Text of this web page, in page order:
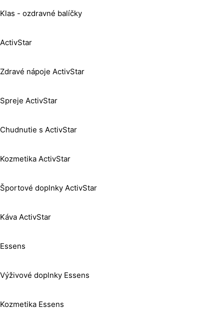
Klas - ozdravné balíčky
ActivStar
Zdravé nápoje ActivStar
Spreje ActivStar
Chudnutie s ActivStar
Kozmetika ActivStar
Športové doplnky ActivStar
Káva ActivStar
Essens
Výživové doplnky Essens
Kozmetika Essens